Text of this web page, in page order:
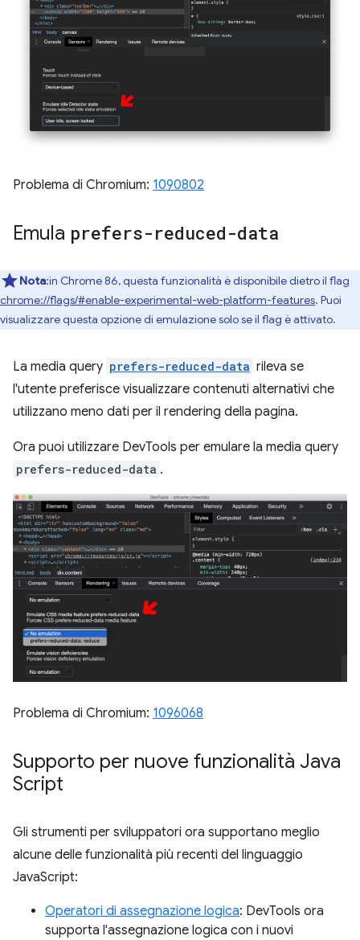
Problema di Chromium: 1090802
Emula prefers-reduced-data
Nota:in Chrome 86, questa funzionalità è disponibile dietro il flag
chrome://flags/#enable-experimental-web-platform-features. Puoi
visualizzare questa opzione di emulazione solo se il flag è attivato.
La media query prefers-reduced-data rileva se
l'utente preferisce visualizzare contenuti alternativi che
utilizzano meno dati per il rendering della pagina.
Ora puoi utilizzare DevTools per emulare la media query
prefers-reduced-data .
Problema di Chromium: 1096068
Supporto per nuove funzionalità Java
Script
Gli strumenti per sviluppatori ora supportano meglio
alcune delle funzionalità più recenti del linguaggio
JavaScript:
Operatori di assegnazione logica: DevTools ora
supporta l'assegnazione logica con i nuovi